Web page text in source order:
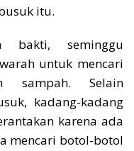
itu.
bakti, seminggu
untuk mencari
sampah. Selain
kadang-kadang
karena ada
mencari botol-botol